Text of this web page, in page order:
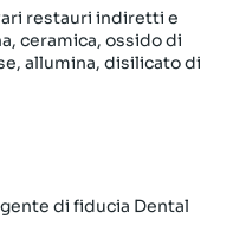
restauri indiretti e
ceramica, ossido di
allumina, disilicato di
di fiducia Dental